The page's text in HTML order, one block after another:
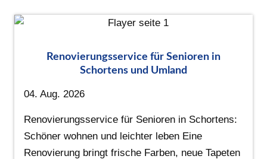
Renovierungsservice für Senioren in
Schortens und Umland
04. Aug. 2026
Renovierungsservice für Senioren in Schortens:
Schöner wohnen und leichter leben Eine
Renovierung bringt frische Farben, neue Tapeten